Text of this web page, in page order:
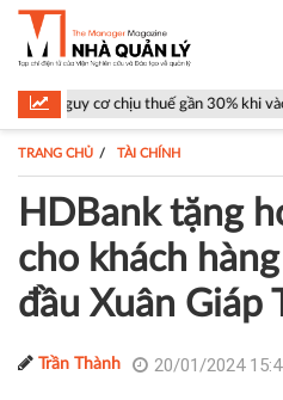
chịu thuế gần 30% khi vào Mỹ
TRANG CHỦ TÀI CHÍNH
HDBank tặng
cho khách
đầu Xuân Giáp
Trần Thành 20/01/2024